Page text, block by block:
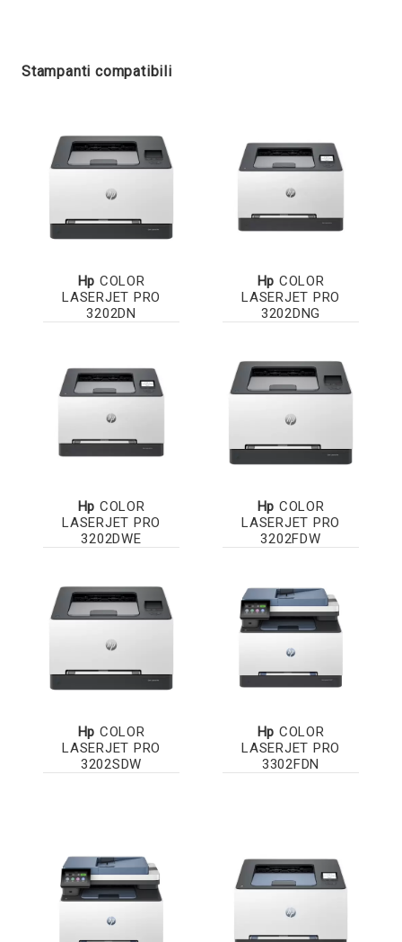
Stampanti compatibili
Hp COLOR
LASERJET PRO
3202DN
Hp COLOR
LASERJET PRO
3202DNG
Hp COLOR
LASERJET PRO
3202DWE
Hp COLOR
LASERJET PRO
3202FDW
Hp COLOR
LASERJET PRO
3202SDW
Hp COLOR
LASERJET PRO
3302FDN